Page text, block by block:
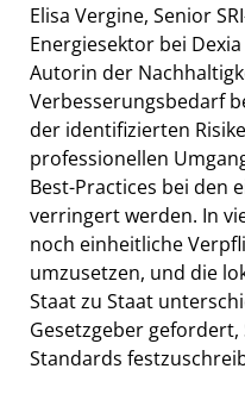
Elisa Vergine, Senior
Energiesektor bei
Autorin der
Verbesserungsbedarf
der identifizierten
professionellen
Best-Practices bei den
verringert werden. In
noch einheitliche
umzusetzen, und die
Staat zu Staat
Gesetzgeber
Standards